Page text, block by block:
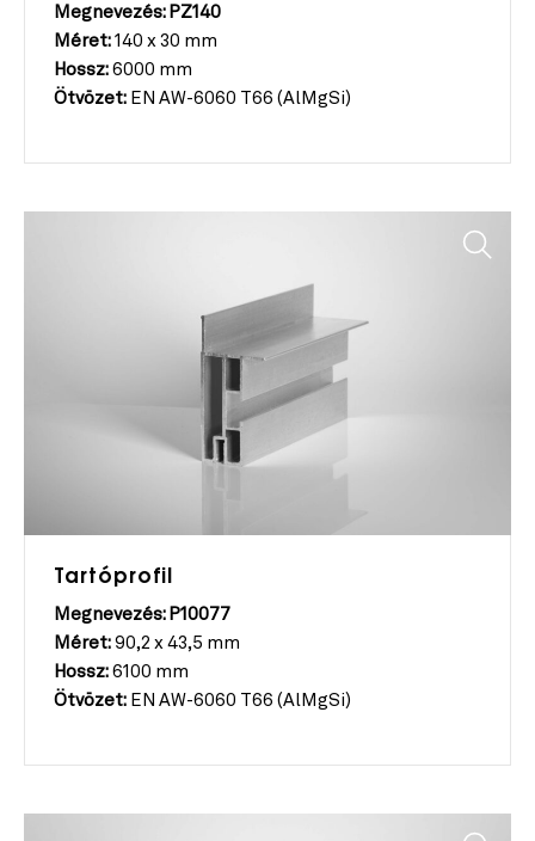
Megnevezés: PZ140
Méret: 140 x 30 mm
Hossz: 6000 mm
Ötvözet: EN AW-6060 T66 (AlMgSi)
Tartóprofil
Megnevezés: P10077
Méret: 90,2 x 43,5 mm
Hossz: 6100 mm
Ötvözet: EN AW-6060 T66 (AlMgSi)